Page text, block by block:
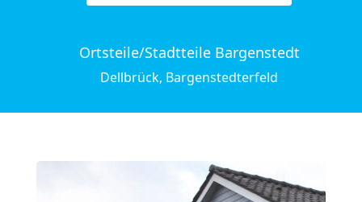
Ortsteile/Stadtteile Bargenstedt
Dellbrück, Bargenstedterfeld